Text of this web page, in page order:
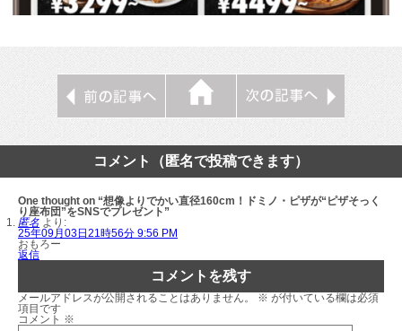
コメント（匿名で投稿できます）
One thought on “想像よりでかい直径160cm！ドミノ・ピザが“ピザそっく
り座布団”をSNSでプレゼント”
匿名 より:
25年09月03日21時56分 9:56 PM
おもろー
返信
コメントを残す
メールアドレスが公開されることはありません。 ※ が付いている欄は必須
項目です
コメント ※